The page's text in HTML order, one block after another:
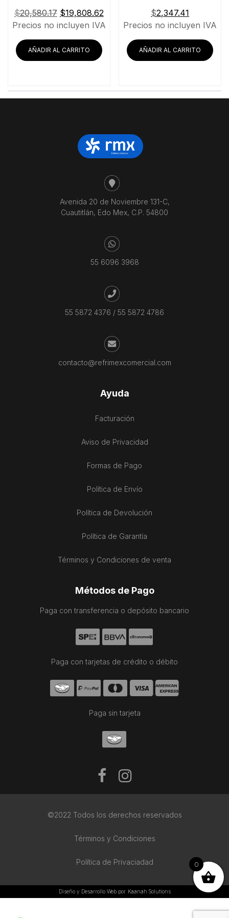
$20,580.17 El
precio
original
era:
$20,580.17.
$19,808.62El
precio
$19,808.62.
Precios no incluyen IVA
AÑADIR AL CARRITO
$2,347.41
Precios no incluyen IVA
AÑADIR AL CARRITO
Avenida 20 de Noviembre 131-C,
Cuautitlán, Edo Mex, C.P. 54800
55 6096 3968
55 5872 4376 / 55 5872 4786
contacto@refrimexcomercial.com
Ayuda
Facturación
Aviso de Privacidad
Formas de Pago
Política de Envío
Política de Devolución
Política de Garantía
Términos y Condiciones de venta
Métodos de Pago
Paga con transferencia o depósito bancario
Paga con tarjetas de crédito o débito
Paga sin tarjeta
©2022 Todos los derechos reservados
Términos y Condiciones
Política de Privaciadad
Diseño y Desarrollo Web por Kaanah Solutions
0